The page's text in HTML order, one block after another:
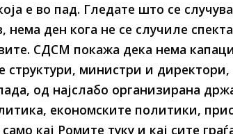
е во пад. Гледате што се
нема ден кога не се случиле
СДСМ покажа дека нема
структури, министри и директори,
од најслабо организирана
економските политики,
кај Ромите туку и кај сите